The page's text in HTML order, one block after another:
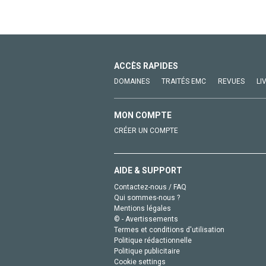
ACCÈS RAPIDES
DOMAINES TRAITÉS EMC REVUES
MON COMPTE
CRÉER UN COMPTE
AIDE & SUPPORT
Contactez-nous / FAQ
Qui sommes-nous ?
Mentions légales
© - Avertissements
Termes et conditions d'utilisation
Politique rédactionnelle
Politique publicitaire
Cookie settings